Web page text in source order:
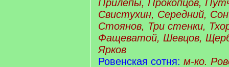
Прилепы, Прокопцов,
Свистухин, Середний,
Стоянов, Три стенки,
Фащеватой, Шевцов,
Ярков
Ровенская сотня: м-ко.